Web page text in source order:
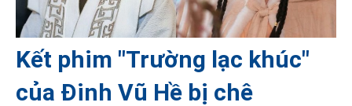
Kết phim "Trường lạc khúc"
của Đinh Vũ Hề bị chê